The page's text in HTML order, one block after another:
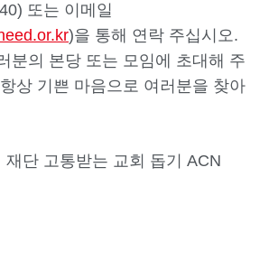
또는 이메일
)을 통해 연락 주십시오.
분의 본당 또는 모임에 초대해 주
상 기쁜 마음으로 여러분을 찾아
단 고통받는 교회 돕기 ACN